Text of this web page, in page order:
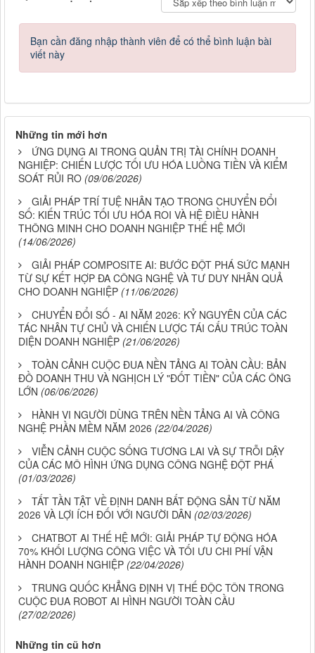
Bạn cần đăng nhập thành viên để có thể bình luận bài
viết này
Những tin mới hơn
ỨNG DỤNG AI TRONG QUẢN TRỊ TÀI CHÍNH DOANH
NGHIỆP: CHIẾN LƯỢC TỐI ƯU HÓA LUỒNG TIỀN VÀ KIỂM
SOÁT RỦI RO (09/06/2026)
GIẢI PHÁP TRÍ TUỆ NHÂN TẠO TRONG CHUYỂN ĐỔI
SỐ: KIẾN TRÚC TỐI ƯU HÓA ROI VÀ HỆ ĐIỀU HÀNH
THÔNG MINH CHO DOANH NGHIỆP THẾ HỆ MỚI
(14/06/2026)
GIẢI PHÁP COMPOSITE AI: BƯỚC ĐỘT PHÁ SỨC MẠNH
TỪ SỰ KẾT HỢP ĐA CÔNG NGHỆ VÀ TƯ DUY NHÂN QUẢ
CHO DOANH NGHIỆP (11/06/2026)
CHUYỂN ĐỔI SỐ - AI NĂM 2026: KỶ NGUYÊN CỦA CÁC
TÁC NHÂN TỰ CHỦ VÀ CHIẾN LƯỢC TÁI CẤU TRÚC TOÀN
DIỆN DOANH NGHIỆP (21/06/2026)
TOÀN CẢNH CUỘC ĐUA NỀN TẢNG AI TOÀN CẦU: BẢN
ĐỒ DOANH THU VÀ NGHỊCH LÝ "ĐỐT TIỀN" CỦA CÁC ÔNG
LỚN (06/06/2026)
HÀNH VI NGƯỜI DÙNG TRÊN NỀN TẢNG AI VÀ CÔNG
NGHỆ PHẦN MỀM NĂM 2026 (22/04/2026)
VIỄN CẢNH CUỘC SỐNG TƯƠNG LAI VÀ SỰ TRỖI DẬY
CỦA CÁC MÔ HÌNH ỨNG DỤNG CÔNG NGHỆ ĐỘT PHÁ
(01/03/2026)
TẤT TẦN TẬT VỀ ĐỊNH DANH BẤT ĐỘNG SẢN TỪ NĂM
2026 VÀ LỢI ÍCH ĐỐI VỚI NGƯỜI DÂN (02/03/2026)
CHATBOT AI THẾ HỆ MỚI: GIẢI PHÁP TỰ ĐỘNG HÓA
70% KHỐI LƯỢNG CÔNG VIỆC VÀ TỐI ƯU CHI PHÍ VẬN
HÀNH DOANH NGHIỆP (22/04/2026)
TRUNG QUỐC KHẲNG ĐỊNH VỊ THẾ ĐỘC TÔN TRONG
CUỘC ĐUA ROBOT AI HÌNH NGƯỜI TOÀN CẦU
(27/02/2026)
Những tin cũ hơn